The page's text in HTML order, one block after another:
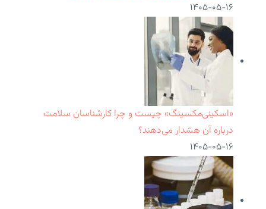
۱۴۰۵-۰۵-۱۶
«اسکینی‌مکسینگ» چیست و چرا کارشناسان سلامت
درباره آن هشدار می‌دهند؟
۱۴۰۵-۰۵-۱۶